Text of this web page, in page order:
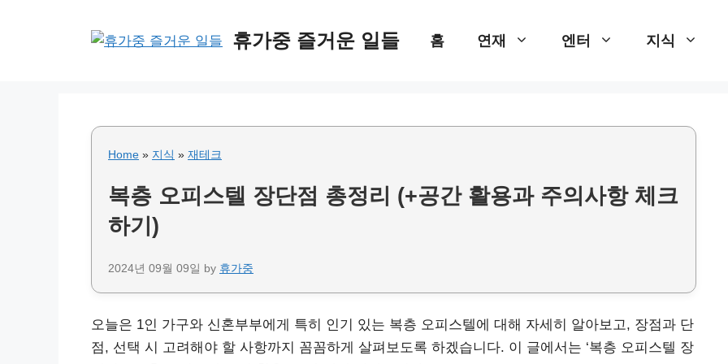
휴가중 즐거운 일들 홈 연재 엔터 지식
Home » 지식 » 재테크
복층 오피스텔 장단점 총정리 (+공간 활용과 주의사항 체크
하기)
2024년 09월 09일 by 휴가중
오늘은 1인 가구와 신혼부부에게 특히 인기 있는 복층 오피스텔에 대해 자세히 알아보고, 장점과 단
점, 선택 시 고려해야 할 사항까지 꼼꼼하게 살펴보도록 하겠습니다. 이 글에서는 ‘복층 오피스텔 장